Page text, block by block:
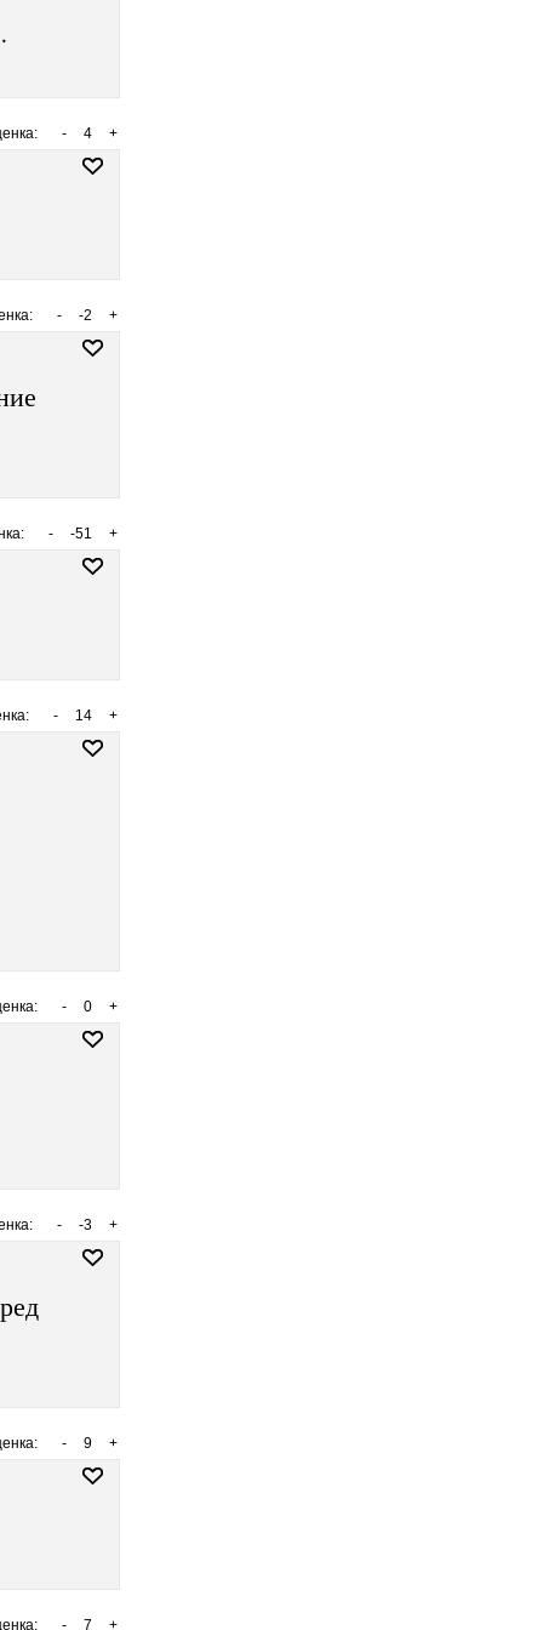
+
4
-
+
-2
-
+
-51
-
+
14
-
+
0
-
+
-3
-
+
9
-
+
7
-